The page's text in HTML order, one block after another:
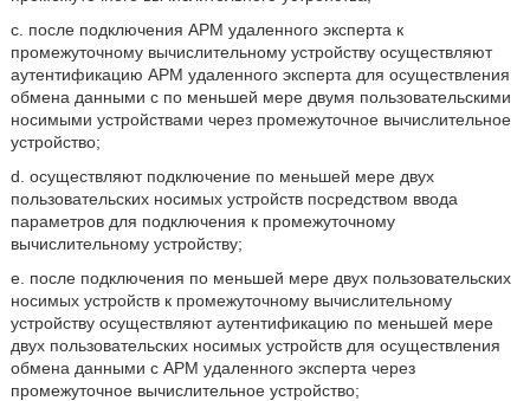
c. после подключения АРМ удаленного эксперта к
промежуточному вычислительному устройству осуществляют
аутентификацию АРМ удаленного эксперта для осуществления
обмена данными с по меньшей мере двумя пользовательскими
носимыми устройствами через промежуточное вычислительное
устройство;
d. осуществляют подключение по меньшей мере двух
пользовательских носимых устройств посредством ввода
параметров для подключения к промежуточному
вычислительному устройству;
e. после подключения по меньшей мере двух пользовательских
носимых устройств к промежуточному вычислительному
устройству осуществляют аутентификацию по меньшей мере
двух пользовательских носимых устройств для осуществления
обмена данными с АРМ удаленного эксперта через
промежуточное вычислительное устройство;